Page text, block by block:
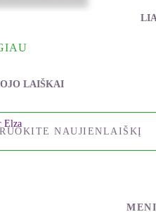
LAIŠKAI
Elza
NAUJIENLAIŠKĮ